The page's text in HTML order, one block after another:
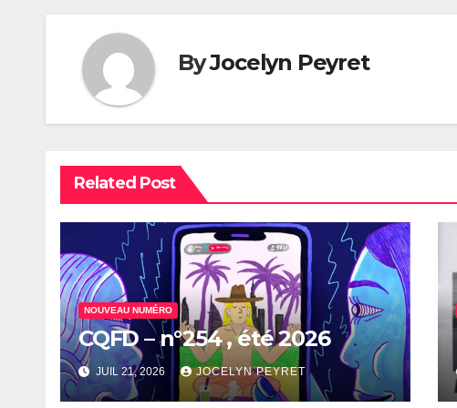
ByJocelyn Peyret
Related Post
NOUVEAU NUMÉRO
CQFD – n°254 , été 2026
JUIL 21, 2026 JOCELYN PEYRET